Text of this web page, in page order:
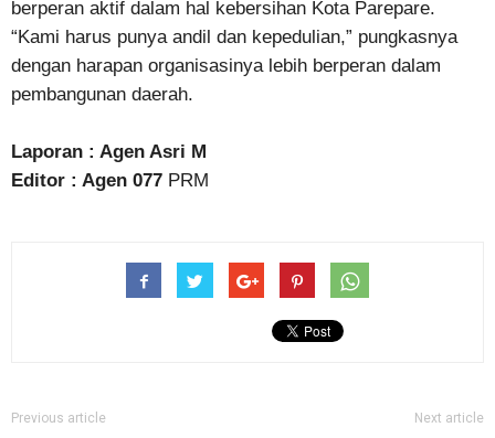
berperan aktif dalam hal kebersihan Kota Parepare.
“Kami harus punya andil dan kepedulian,” pungkasnya
dengan harapan organisasinya lebih berperan dalam
pembangunan daerah.
Laporan : Agen Asri M
Editor : Agen 077 PRM
Previous article Next article